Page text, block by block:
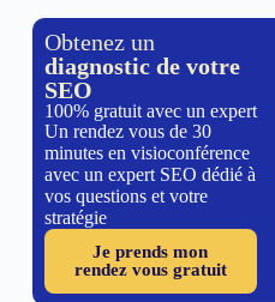
Obtenez un
diagnostic de votre
SEO
100% gratuit avec un expert
Un rendez vous de 30
minutes en visioconférence
avec un expert SEO dédié à
vos questions et votre
stratégie
Je prends mon
rendez vous gratuit